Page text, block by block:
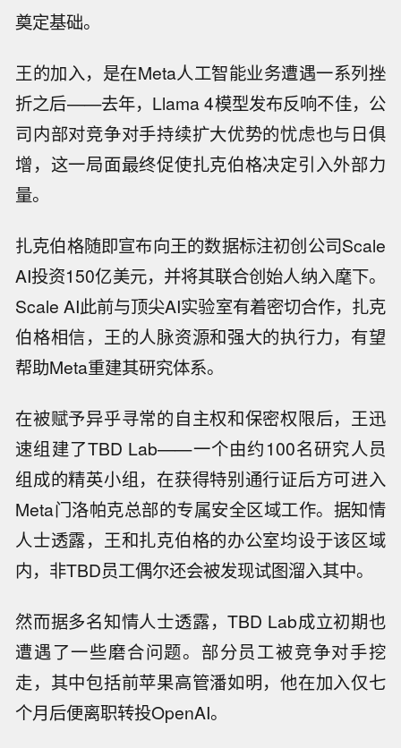
奠定基础。
王的加入，是在Meta人工智能业务遭遇一系列挫
折之后——去年，Llama 4模型发布反响不佳，公
司内部对竞争对手持续扩大优势的忧虑也与日俱
增，这一局面最终促使扎克伯格决定引入外部力
量。
扎克伯格随即宣布向王的数据标注初创公司Scale
AI投资150亿美元，并将其联合创始人纳入麾下。
Scale AI此前与顶尖AI实验室有着密切合作，扎克
伯格相信，王的人脉资源和强大的执行力，有望
帮助Meta重建其研究体系。
在被赋予异乎寻常的自主权和保密权限后，王迅
速组建了TBD Lab——一个由约100名研究人员
组成的精英小组，在获得特别通行证后方可进入
Meta门洛帕克总部的专属安全区域工作。据知情
人士透露，王和扎克伯格的办公室均设于该区域
内，非TBD员工偶尔还会被发现试图溜入其中。
然而据多名知情人士透露，TBD Lab成立初期也
遭遇了一些磨合问题。部分员工被竞争对手挖
走，其中包括前苹果高管潘如明，他在加入仅七
个月后便离职转投OpenAI。